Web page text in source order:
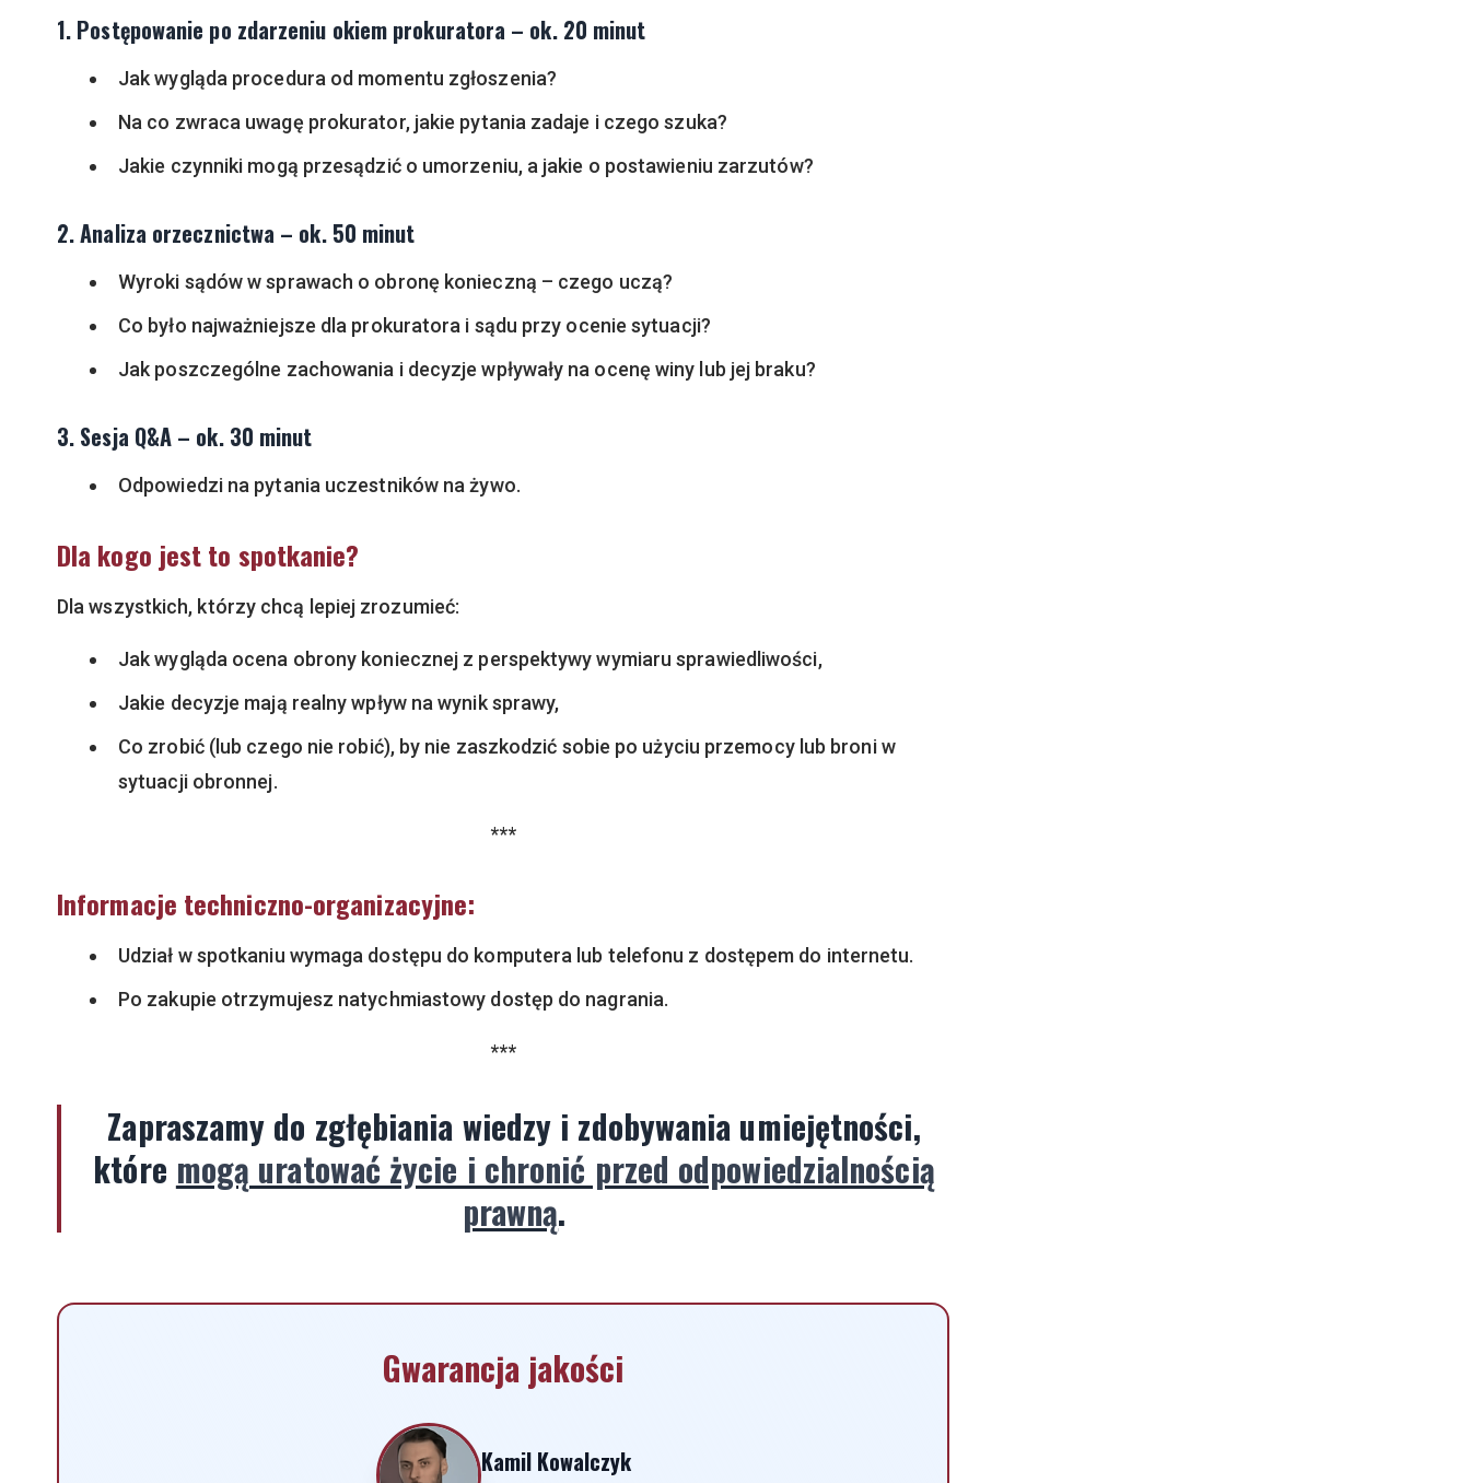
1. Postępowanie po zdarzeniu okiem prokuratora – ok. 20 minut
Jak wygląda procedura od momentu zgłoszenia?
Na co zwraca uwagę prokurator, jakie pytania zadaje i czego szuka?
Jakie czynniki mogą przesądzić o umorzeniu, a jakie o postawieniu zarzutów?
2. Analiza orzecznictwa – ok. 50 minut
Wyroki sądów w sprawach o obronę konieczną – czego uczą?
Co było najważniejsze dla prokuratora i sądu przy ocenie sytuacji?
Jak poszczególne zachowania i decyzje wpływały na ocenę winy lub jej braku?
3. Sesja Q&A – ok. 30 minut
Odpowiedzi na pytania uczestników na żywo.
Dla kogo jest to spotkanie?
Dla wszystkich, którzy chcą lepiej zrozumieć:
Jak wygląda ocena obrony koniecznej z perspektywy wymiaru sprawiedliwości,
Jakie decyzje mają realny wpływ na wynik sprawy,
Co zrobić (lub czego nie robić), by nie zaszkodzić sobie po użyciu przemocy lub broni w
sytuacji obronnej.
***
Informacje techniczno-organizacyjne:
Udział w spotkaniu wymaga dostępu do komputera lub telefonu z dostępem do internetu.
Po zakupie otrzymujesz natychmiastowy dostęp do nagrania.
***
Zapraszamy do zgłębiania wiedzy i zdobywania umiejętności,
które mogą uratować życie i chronić przed odpowiedzialnością
prawną.
Gwarancja jakości
Kamil Kowalczyk